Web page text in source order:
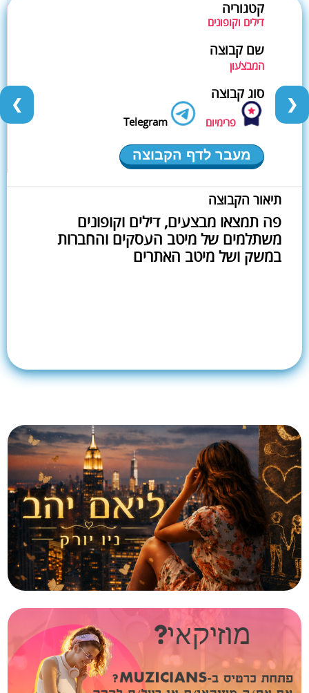
קטגוריה
דילים וקופונים
שם קבוצה
המבצעון
סוג קבוצה
פרימיום Telegram
מעבר לדף הקבוצה
תיאור הקבוצה
פה תמצאו מבצעים, דילים וקופונים
משתלמים של מיטב העסקים והחברות
במשק ושל מיטב האתרים
❮ ❯